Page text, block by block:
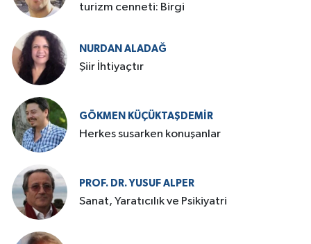
turizm cenneti: Birgi
NURDAN ALADAĞ
Şiir İhtiyaçtır
GÖKMEN KÜÇÜKTAŞDEMIR
Herkes susarken konuşanlar
PROF. DR. YUSUF ALPER
Sanat, Yaratıcılık ve Psikiyatri